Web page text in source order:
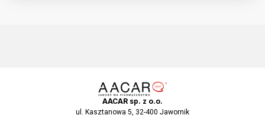
AACAR sp. z o.o.
ul. Kasztanowa 5, 32-400 Jawornik